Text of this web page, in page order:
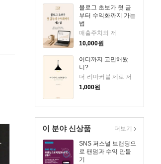
블로그 초보가 첫 글
부터 수익화까지 가는
법
매출주치의 저
10,000원
어디까지 고민해봤
니?
더-리마커블 제로 저
1,000원
이 분야 신상품
SNS 퍼스널 브랜딩으
로 팬덤과 수익 만들
기
더보기